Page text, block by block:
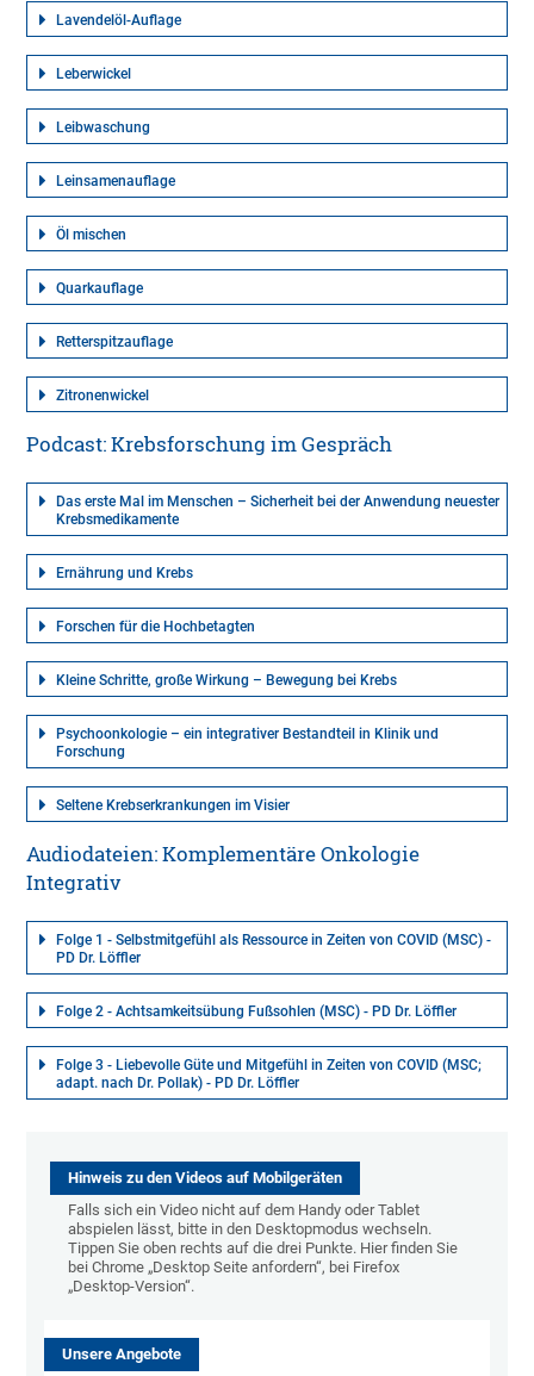
Lavendelöl-Auflage
Leberwickel
Leibwaschung
Leinsamenauflage
Öl mischen
Quarkauflage
Retterspitzauflage
Zitronenwickel
Podcast: Krebsforschung im Gespräch
Das erste Mal im Menschen – Sicherheit bei der Anwendung neuester
Krebsmedikamente
Ernährung und Krebs
Forschen für die Hochbetagten
Kleine Schritte, große Wirkung – Bewegung bei Krebs
Psychoonkologie – ein integrativer Bestandteil in Klinik und
Forschung
Seltene Krebserkrankungen im Visier
Audiodateien: Komplementäre Onkologie
Integrativ
Folge 1 - Selbstmitgefühl als Ressource in Zeiten von COVID (MSC) -
PD Dr. Löffler
Folge 2 - Achtsamkeitsübung Fußsohlen (MSC) - PD Dr. Löffler
Folge 3 - Liebevolle Güte und Mitgefühl in Zeiten von COVID (MSC;
adapt. nach Dr. Pollak) - PD Dr. Löffler
Hinweis zu den Videos auf Mobilgeräten
Falls sich ein Video nicht auf dem Handy oder Tablet
abspielen lässt, bitte in den Desktopmodus wechseln.
Tippen Sie oben rechts auf die drei Punkte. Hier finden Sie
bei Chrome „Desktop Seite anfordern“, bei Firefox
„Desktop-Version“.
Unsere Angebote